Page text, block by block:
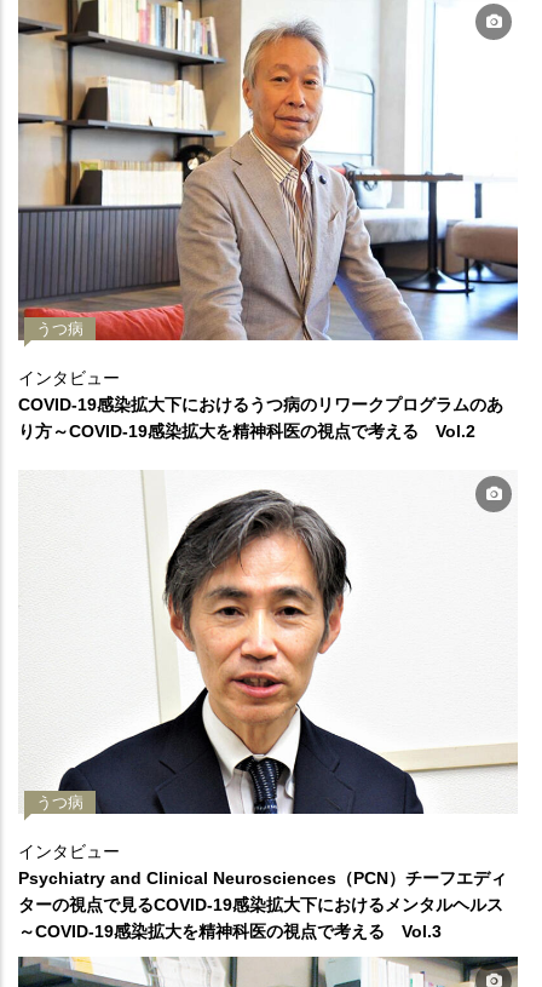
うつ病
インタビュー
COVID-19感染拡大下におけるうつ病のリワークプログラムのあ
り方～COVID-19感染拡大を精神科医の視点で考える Vol.2
うつ病
インタビュー
Psychiatry and Clinical Neurosciences（PCN）チーフエディ
ターの視点で見るCOVID-19感染拡大下におけるメンタルヘルス
～COVID-19感染拡大を精神科医の視点で考える Vol.3